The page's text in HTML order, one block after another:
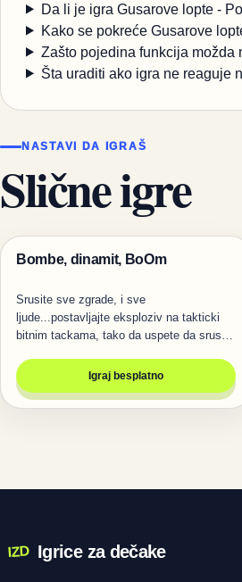
Da li je igra Gusarove lopte -
Kako se pokreće Gusarove
Zašto pojedina funkcija možda
Šta uraditi ako igra ne reaguje
NASTAVI DA IGRAŠ
Slične igre
Pucanje
Bombe, dinamit, BoOm
Srusite sve zgrade, i sve
ljude...postavljajte eksploziv na takticki
bitnim tackama, tako da uspete da srusite
Igraj besplatno
IZD Igrice za dečake